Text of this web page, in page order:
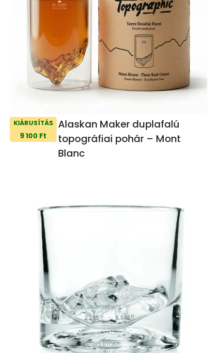
KIÁRUSÍTÁS
9 100 Ft
Alaskan Maker duplafalú
topográfiai pohár – Mont
Blanc